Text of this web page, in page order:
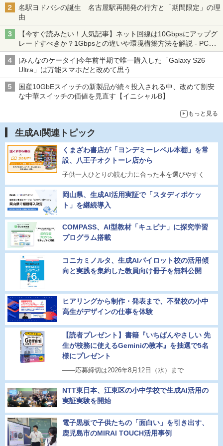
名駅ヨドバシの誕生 名古屋駅再開発の行方と「期間限定」の理
由
【今すぐ読みたい！人気記事】ネット回線は10Gbpsにアップグ
レードすべきか？1Gbpsとの違いや環境構築方法を解説 - PC
Watch
[みんなのケータイ]今年前半期で唯一購入した「Galaxy S26
Ultra」は万能スマホだと改めて思う
国産10GbEスイッチの新製品が続々投入される中、改めて割安
な中華スイッチの価値を見直す【イニシャルB】
もっと見る
生成AI関連トピック
くまざわ書店が「ヨンデミーレベル本棚」を常
設、八王子オクトーレ店から
子供一人ひとりの読む力に合った本を選びやすく
岡山県、生成AI活用実証で「スタディポケッ
ト」を継続導入
COMPASS、AI型教材「キュビナ」に探究学習
プログラム搭載
コニカミノルタ、生成AIパイロット校の活用傾
向と実践を集約した教員向け冊子を無料公開
ヒアリングから制作・発表まで、不登校の小中
高生がデザインの仕事を体験
【読者プレゼント】書籍『いちばんやさしい 先
生が校務に使えるGeminiの教本』を抽選で5名
様にプレゼント
――応募締切は2026年8月12日（水）まで
NTT東日本、江東区の小中学校で生成AI活用の
実証実験を開始
電子黒板で子供たちの「面白い」を引き出す、
鹿児島市のMIRAI TOUCH活用事例